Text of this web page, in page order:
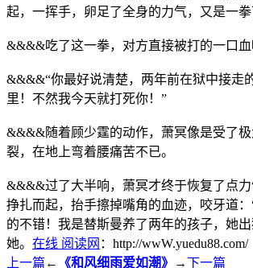
起，一挥手，卵足了全身的力气，又是一拳
&&&&吃了这一拳，对方直接被打的一口血
&&&&“你最好说清楚，两年前在狱中接走
里！不然我今天就打死你！”
&&&&随着顾少霆的动作，萧冥像是受了
裂，在地上弯着腰痛苦不已。
&&&&过了大半响，萧冥才终于恢复了点
挣扎而起，抬手擦掉嘴角的血迹，咬牙道
的不错！我是替斯曼养了两年的孩子，她
她。 在线 阅读网 ：http://wwW.yuedu88.com/
上一篇 ← 《和风细雨爱如潮》 →下一篇